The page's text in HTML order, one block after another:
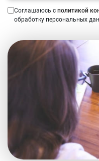
Соглашаюсь с политикой
обработку персональных